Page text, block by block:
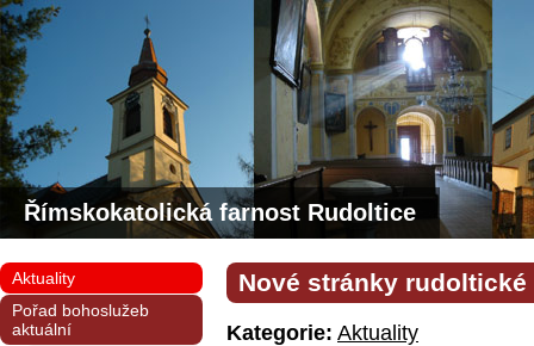
Římskokatolická farnost Rudoltice
Nové stránky
Kategorie: Aktuality
Aktuality
Pořad bohoslužeb
aktuální